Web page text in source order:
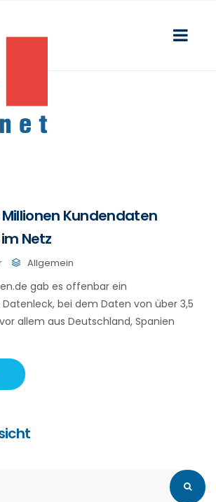
Millionen Kundendaten
Netz
Allgemein
gab es offenbar ein
bei dem Daten von über 3,5
allem aus Deutschland, Spanien